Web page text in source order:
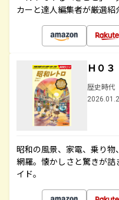
カーと達人編集者が厳選
Ｈ０
歴史時代
昭和の風景、家電、乗り
網羅。懐かしさと驚きが
イド。